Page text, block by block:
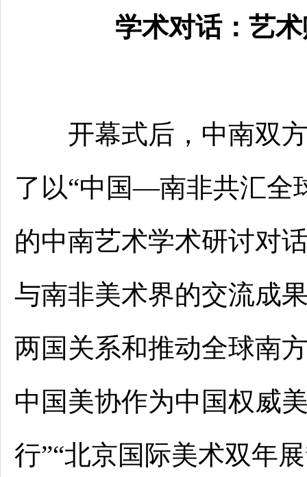
学术对话：艺
开幕式后，中南双方
了以“中国—南非共汇全
的中南艺术学术研讨对
与南非美术界的交流成
两国关系和推动全球南
中国美协作为中国权威
行”“北京国际美术双年